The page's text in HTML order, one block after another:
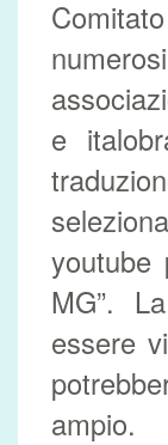
e
youtube
MG”.
essere
ampio.